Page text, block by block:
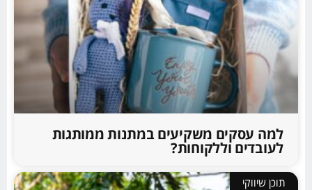
למה עסקים משקיעים במתנות ממותגות
לעובדים וללקוחות?
תוכן שיווקי